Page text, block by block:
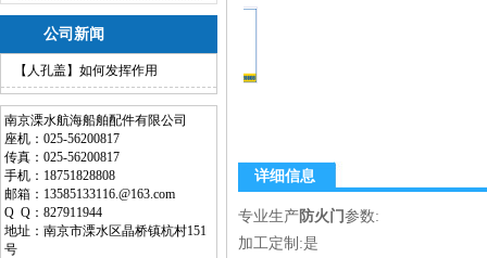
公司新闻
【人孔盖】如何发挥作用
南京溧水航海船舶配件有限公司
座机：025-56200817
传真：025-56200817
手机：18751828808
邮箱：13585133116.@163.com
Q Q：827911944
地址：南京市溧水区晶桥镇杭村151
号
详细信息
专业生产防火门参数:
加工定制:是